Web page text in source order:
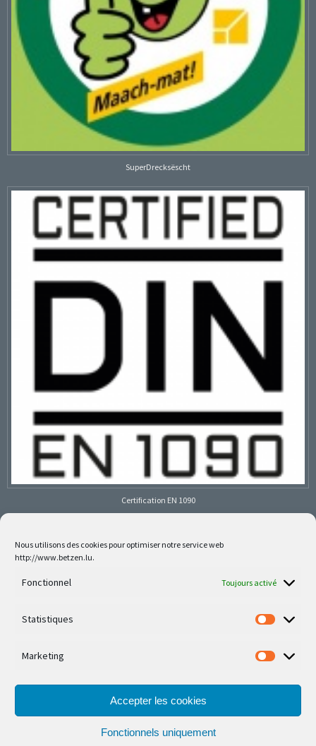
Nous utilisons des cookies pour optimiser notre service web
http://www.betzen.lu.
Fonctionnel Toujours activé
Statistiques
Marketing
Accepter les cookies
Fonctionnels uniquement
SuperDrecksëscht
Certification EN 1090
Follow us on social media